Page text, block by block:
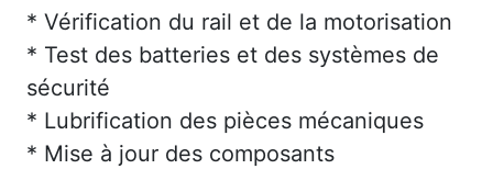
* Vérification du rail et de la motorisation
* Test des batteries et des systèmes de
sécurité
* Lubrification des pièces mécaniques
* Mise à jour des composants